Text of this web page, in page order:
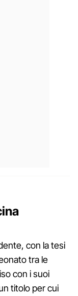
con la tesi
tra le
con i suoi
titolo per cui